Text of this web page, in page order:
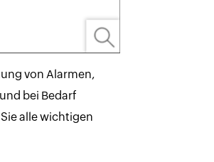
von Alarmen,
bei Bedarf
alle wichtigen